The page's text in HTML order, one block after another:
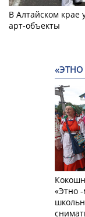
В Алтайском
арт-объекты
«Этно